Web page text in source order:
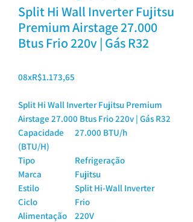
Split Hi Wall Inverter Fujitsu
Premium Airstage 27.000
Btus Frio 220v | Gás R32
08xR$1.173,65
Split Hi Wall Inverter Fujitsu Premium
Airstage 27.000 Btus Frio 220v | Gás R32
Capacidade
(BTU/H)
27.000 BTU/h
Tipo
Refrigeração
Marca
Fujitsu
Estilo
Split Hi-Wall Inverter
Ciclo
Frio
Alimentação
220V